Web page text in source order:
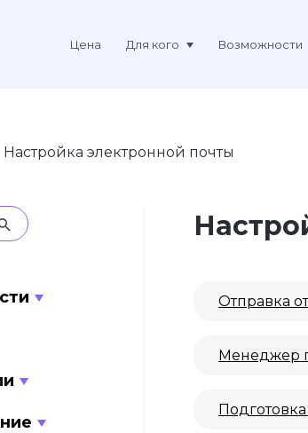
Цена Для кого Возможности
Настройка электронной почты
Отправка
Менеджер